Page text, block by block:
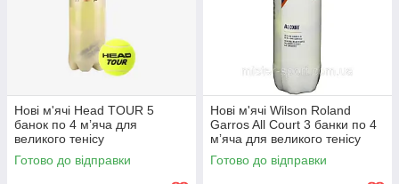
Нові м'ячі Head TOUR 5
банок по 4 мʼяча для
великого тенісу
Готово до відправки
Нові м'ячі Wilson Roland
Garros All Court 3 банки по 4
мʼяча для великого тенісу
Готово до відправки